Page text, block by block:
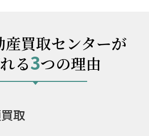
産買取センターが
る3つの理由
取